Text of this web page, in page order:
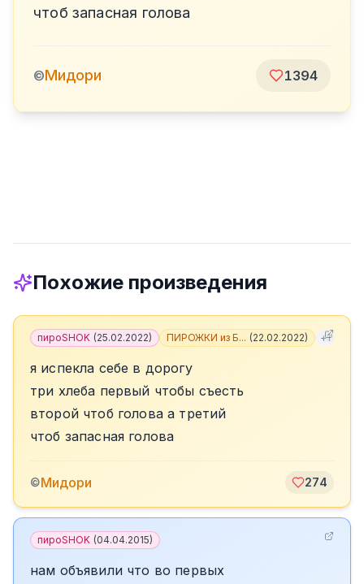
чтоб запасная голова
©Мидори 1394
Похожие произведения
пироSHOK (25.02.2022) ПИРОЖКИ из Б... (22.02.2022) +1
я испекла себе в дорогу
три хлеба первый чтобы съесть
второй чтоб голова а третий
чтоб запасная голова
©Мидори 274
пироSHOK (04.04.2015)
нам объявили что во первых